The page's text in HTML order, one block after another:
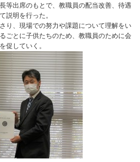
等出席のもとで、教職員の配当改善、待遇
説明を行った。
り、現場での努力や課題について理解をい
ごとに子供たちのため、教職員のために会
促していく。